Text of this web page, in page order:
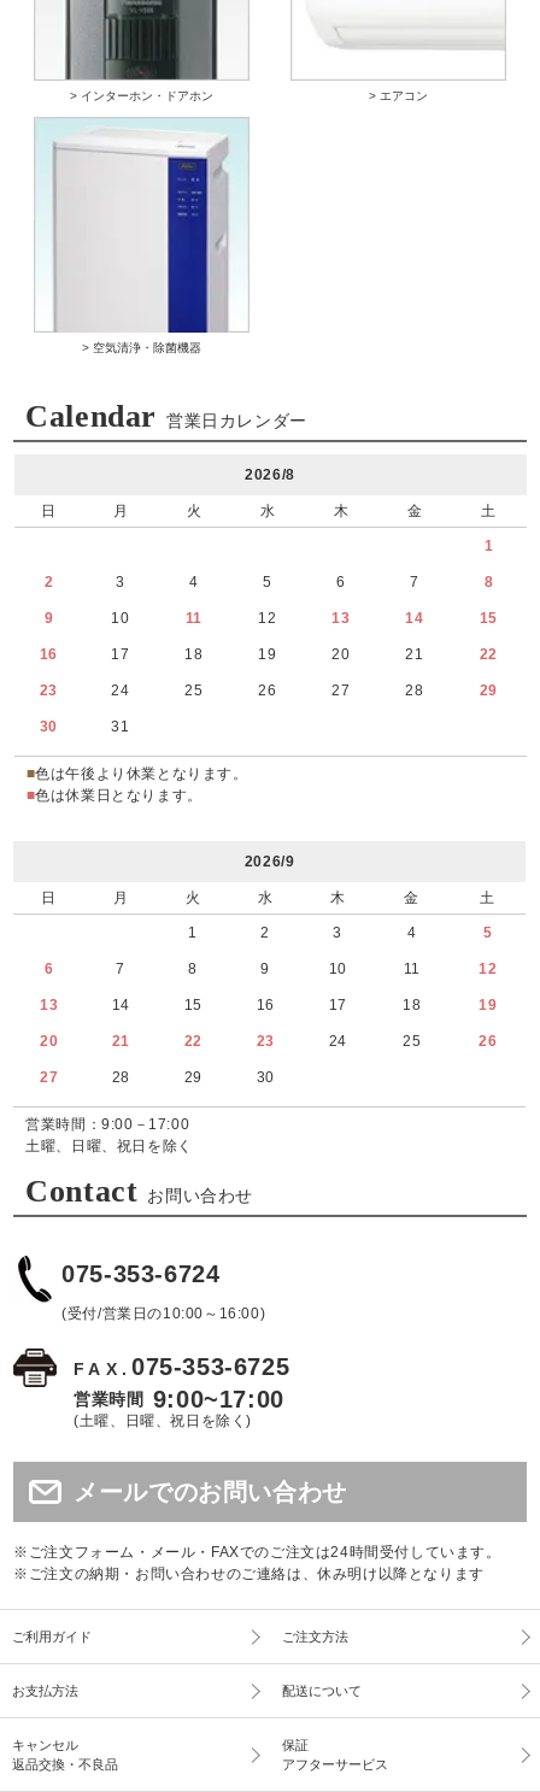
> インターホン・ドアホン > エアコン
> 空気清浄・除菌機器
Calendar 営業日カレンダー
2026/8
日 月 火 水 木 金 土
1
2 3 4 5 6 7 8
9 10 11 12 13 14 15
16 17 18 19 20 21 22
23 24 25 26 27 28 29
30 31
■色は午後より休業となります。
■色は休業日となります。
2026/9
日 月 火 水 木 金 土
1 2 3 4 5
6 7 8 9 10 11 12
13 14 15 16 17 18 19
20 21 22 23 24 25 26
27 28 29 30
営業時間：9:00－17:00
土曜、日曜、祝日を除く
Contact お問い合わせ
075-353-6724
(受付/営業日の10:00～16:00)
FAX.075-353-6725
営業時間 9:00~17:00
(土曜、日曜、祝日を除く)
メールでのお問い合わせ
※ご注文フォーム・メール・FAXでのご注文は24時間受付しています。
※ご注文の納期・お問い合わせのご連絡は、休み明け以降となります
ご利用ガイド ご注文方法
お支払方法 配送について
キャンセル
返品交換・不良品
保証
アフターサービス